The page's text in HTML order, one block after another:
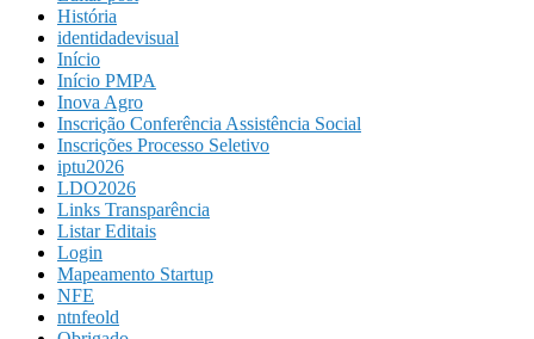
História
identidadevisual
Início
Início PMPA
Inova Agro
Inscrição Conferência Assistência Social
Inscrições Processo Seletivo
iptu2026
LDO2026
Links Transparência
Listar Editais
Login
Mapeamento Startup
NFE
ntnfeold